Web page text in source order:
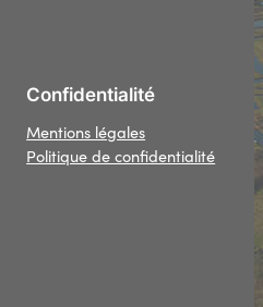
Confidentialité
Mentions légales
Politique de confidentialité